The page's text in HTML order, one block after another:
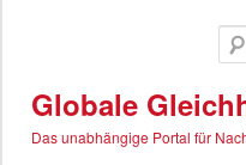
Globale
Das unabhängige Portal für